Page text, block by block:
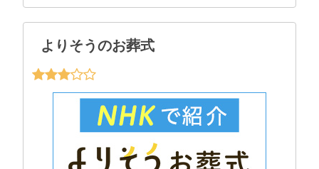
よりそうのお葬式